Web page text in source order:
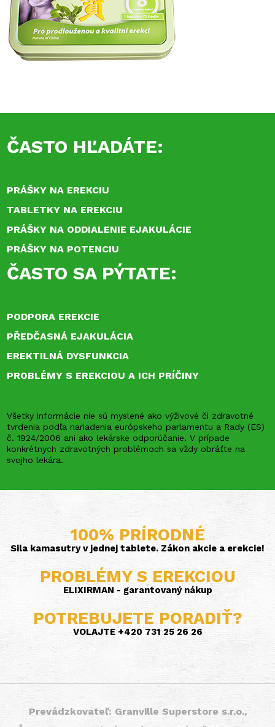
ČASTO HĽADÁTE:
PRÁŠKY NA EREKCIU
TABLETKY NA EREKCIU
PRÁŠKY NA ODDIALENIE EJAKULÁCIE
PRÁŠKY NA POTENCIU
ČASTO SA PÝTATE:
PODPORA EREKCIE
PŘEDČASNÁ EJAKULÁCIA
EREKTILNÁ DYSFUNKCIA
PROBLÉMY S EREKCIOU A ICH PRÍČINY
Všetky informácie nie sú myslené ako výživové či zdravotné
tvrdenia podľa nariadenia európskeho parlamentu a Rady (ES)
č. 1924/2006 ani ako lekárske odporúčanie. V prípade
konkrétnych zdravotných problémoch sa vždy obráťte na
svojho lekára.
100% PRÍRODNÉ
Sila kamasutry v jednej tablete. Zákon akcie a erekcie!
PROBLÉMY S EREKCIOU
ELIXIRMAN - garantovaný nákup
POTREBUJETE PORADIŤ?
VOLAJTE +420 731 25 26 26
Prevádzkovateľ: Granville Superstore s.r.o.,